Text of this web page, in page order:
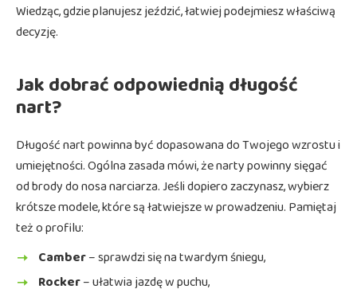
Wiedząc, gdzie planujesz jeździć, łatwiej podejmiesz właściwą
decyzję.
Jak dobrać odpowiednią długość
nart?
Długość nart powinna być dopasowana do Twojego wzrostu i
umiejętności. Ogólna zasada mówi, że narty powinny sięgać
od brody do nosa narciarza. Jeśli dopiero zaczynasz, wybierz
krótsze modele, które są łatwiejsze w prowadzeniu. Pamiętaj
też o profilu:
Camber– sprawdzi się na twardym śniegu,
Rocker– ułatwia jazdę w puchu,